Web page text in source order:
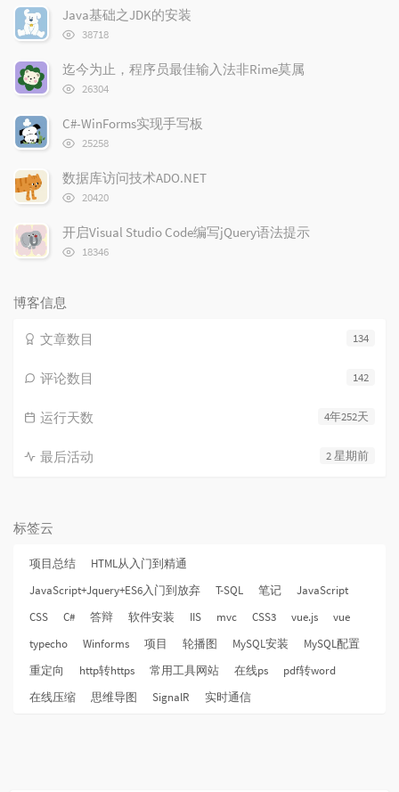
文
章
Java基础之JDK的安装
浏
次
数:
38718
迄今为止，程序员最佳输入法非Rime莫属
浏
次
数:
26304
C#-WinForms实现手写板
浏
次
数:
25258
数据库访问技术ADO.NET
浏
次
数:
20420
开启Visual Studio Code编写jQuery语法提示
浏
18346
博客信息
134
文章数目
142
评论数目
4年252天
运行天数
2 星期前
最后活动
标签云
项目总结
HTML从入门到精通
JavaScript+Jquery+ES6入门到放弃
T-SQL 笔记
JavaScript
CSS
C# 答辩 软件安装 IIS mvc CSS3 vue.js
vue
typecho
Winforms 项目 轮播图 MySQL安装
MySQL配置
重定向
http转https 常用工具网站 在线ps
pdf转word
在线压缩
思维导图 SignalR 实时通信